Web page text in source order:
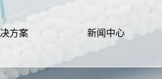
方案 新闻中心